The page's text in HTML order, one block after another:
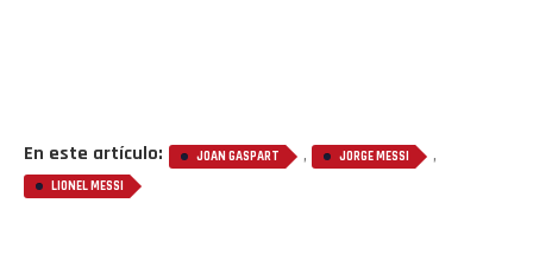
En este artículo: JOAN GASPART , JORGE MESSI ,
LIONEL MESSI